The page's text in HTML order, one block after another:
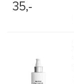
35,-